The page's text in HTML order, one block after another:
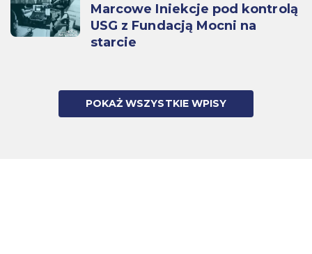
Marcowe Iniekcje pod kontrolą
USG z Fundacją Mocni na
starcie
POKAŻ WSZYSTKIE WPISY